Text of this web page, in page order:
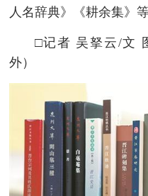
人名辞典》《耕余集》等
□记者 吴拏云/文
外）